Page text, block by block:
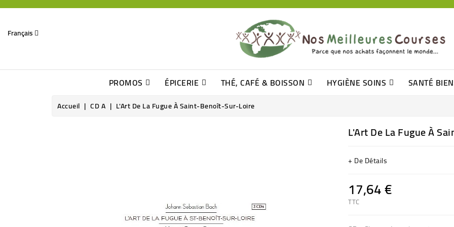
Français
PROMOS ÉPICERIE THÉ, CAFÉ & BOISSON HYGIÈNE SOINS SANTÉ
Accueil CD A L'Art De La Fugue À Saint-Benoît-Sur-Loire
L'Art De La Fugue À
+ De Détails
17,64 €
TTC